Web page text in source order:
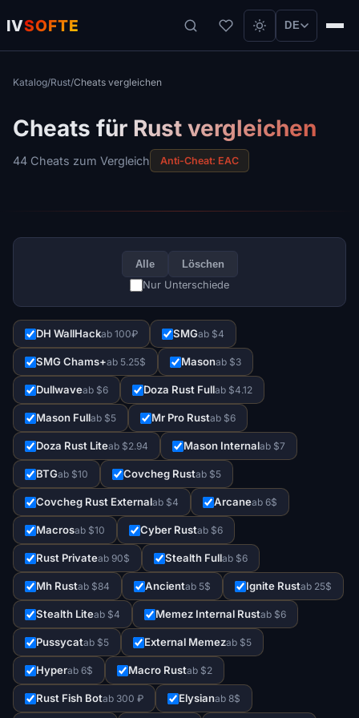
IVSOFTE DE
Katalog/Rust/Cheats vergleichen
Cheats für Rust vergleichen
44 Cheats zum Vergleich Anti-Cheat: EAC
Alle
Löschen
Nur Unterschiede
DH WallHackab 100₽ SMGab $4
SMG Chams+ab 5.25$ Masonab $3
Dullwaveab $6 Doza Rust Fullab $4.12
Mason Fullab $5 Mr Pro Rustab $6
Doza Rust Liteab $2.94 Mason Internalab $7
BTGab $10 Covcheg Rustab $5
Covcheg Rust Externalab $4 Arcaneab 6$
Macrosab $10 Cyber Rustab $6
Rust Privateab 90$ Stealth Fullab $6
Mh Rustab $84 Ancientab 5$ Ignite Rustab 25$
Stealth Liteab $4 Memez Internal Rustab $6
Pussycatab $5 External Memezab $5
Hyperab 6$ Macro Rustab $2
Rust Fish Botab 300 ₽ Elysianab 8$